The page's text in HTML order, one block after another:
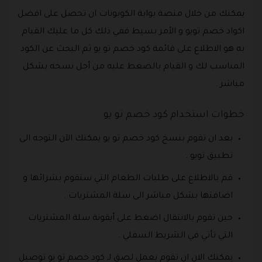
يمكنك من خلال منصة بوابة الكوبونات ان تحصل على افضل
اكواد خصم تويو و الأمر بسيط ففي ذلك كل ما عليك القيام
به هو الاطلاع على قائمة كود خصم تو يو ثم البحث عن الكود
المناسب لك و القيام بالضغط عليه من أجل نسخه بشكل
مباشر .
خطوات استخدام كود خصم تو يو
بعد ان تقوم بنسخ كود خصم تو يو يمكنك الآن التوجه الى
تطبيق تويو .
قم بالاطلاع على طلبات الطعام التي ستقوم بشرائها و
اضافتها بشكل مباشر الى سلة المشتريات .
حين تقوم بالانتقال اضغط على أيقونة سلة المشتريات
التي تأتي في الشريط السفلي .
يمكنك الان ان تقوم بعمل لصق لـ كود خصم تو يو توصيل